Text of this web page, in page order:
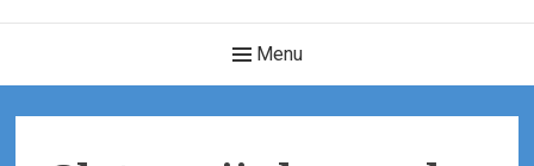
Navigation
Menu